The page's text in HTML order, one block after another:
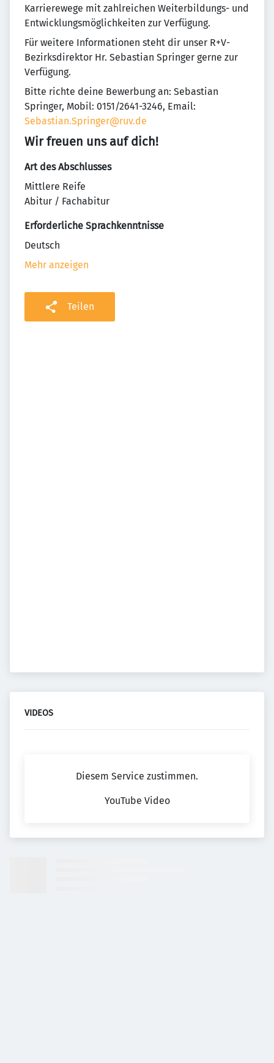
Karrierewege mit zahlreichen Weiterbildungs- und
Entwicklungsmöglichkeiten zur Verfügung.
Für weitere Informationen steht dir unser R+V-
Bezirksdirektor Hr. Sebastian Springer gerne zur
Verfügung.
Bitte richte deine Bewerbung an: Sebastian
Springer, Mobil: 0151/2641-3246, Email:
Sebastian.Springer@ruv.de
Wir freuen uns auf dich!
Art des Abschlusses
Mittlere Reife
Abitur / Fachabitur
Erforderliche Sprachkenntnisse
Deutsch
Mehr anzeigen
Teilen
VIDEOS
Diesem Service zustimmen.
YouTube Video